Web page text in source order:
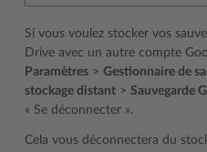
Si vous voulez stocker vos
Drive avec un autre compte
Paramètres > Gestionnaire de
stockage distant > Sauvegarde
« Se déconnecter ».
Cela vous déconnectera du